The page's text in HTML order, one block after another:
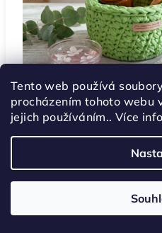
Tento web používá
procházením tohoto webu
jejich používáním.. Více
NUDE | pudrově fialková |